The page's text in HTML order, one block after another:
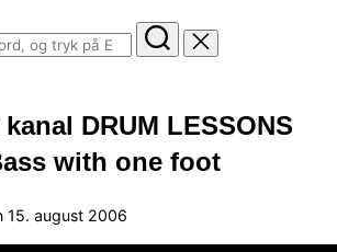
DRUM LESSONS
with one foot
Udgivet
d.
15. august 2006